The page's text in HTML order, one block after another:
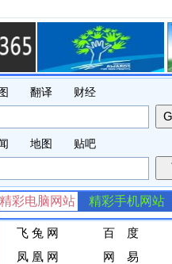
翻译 财经
地图 贴吧
精彩电脑网站 精彩手机网站
飞 兔 网 百 度
凤 凰 网
网 易